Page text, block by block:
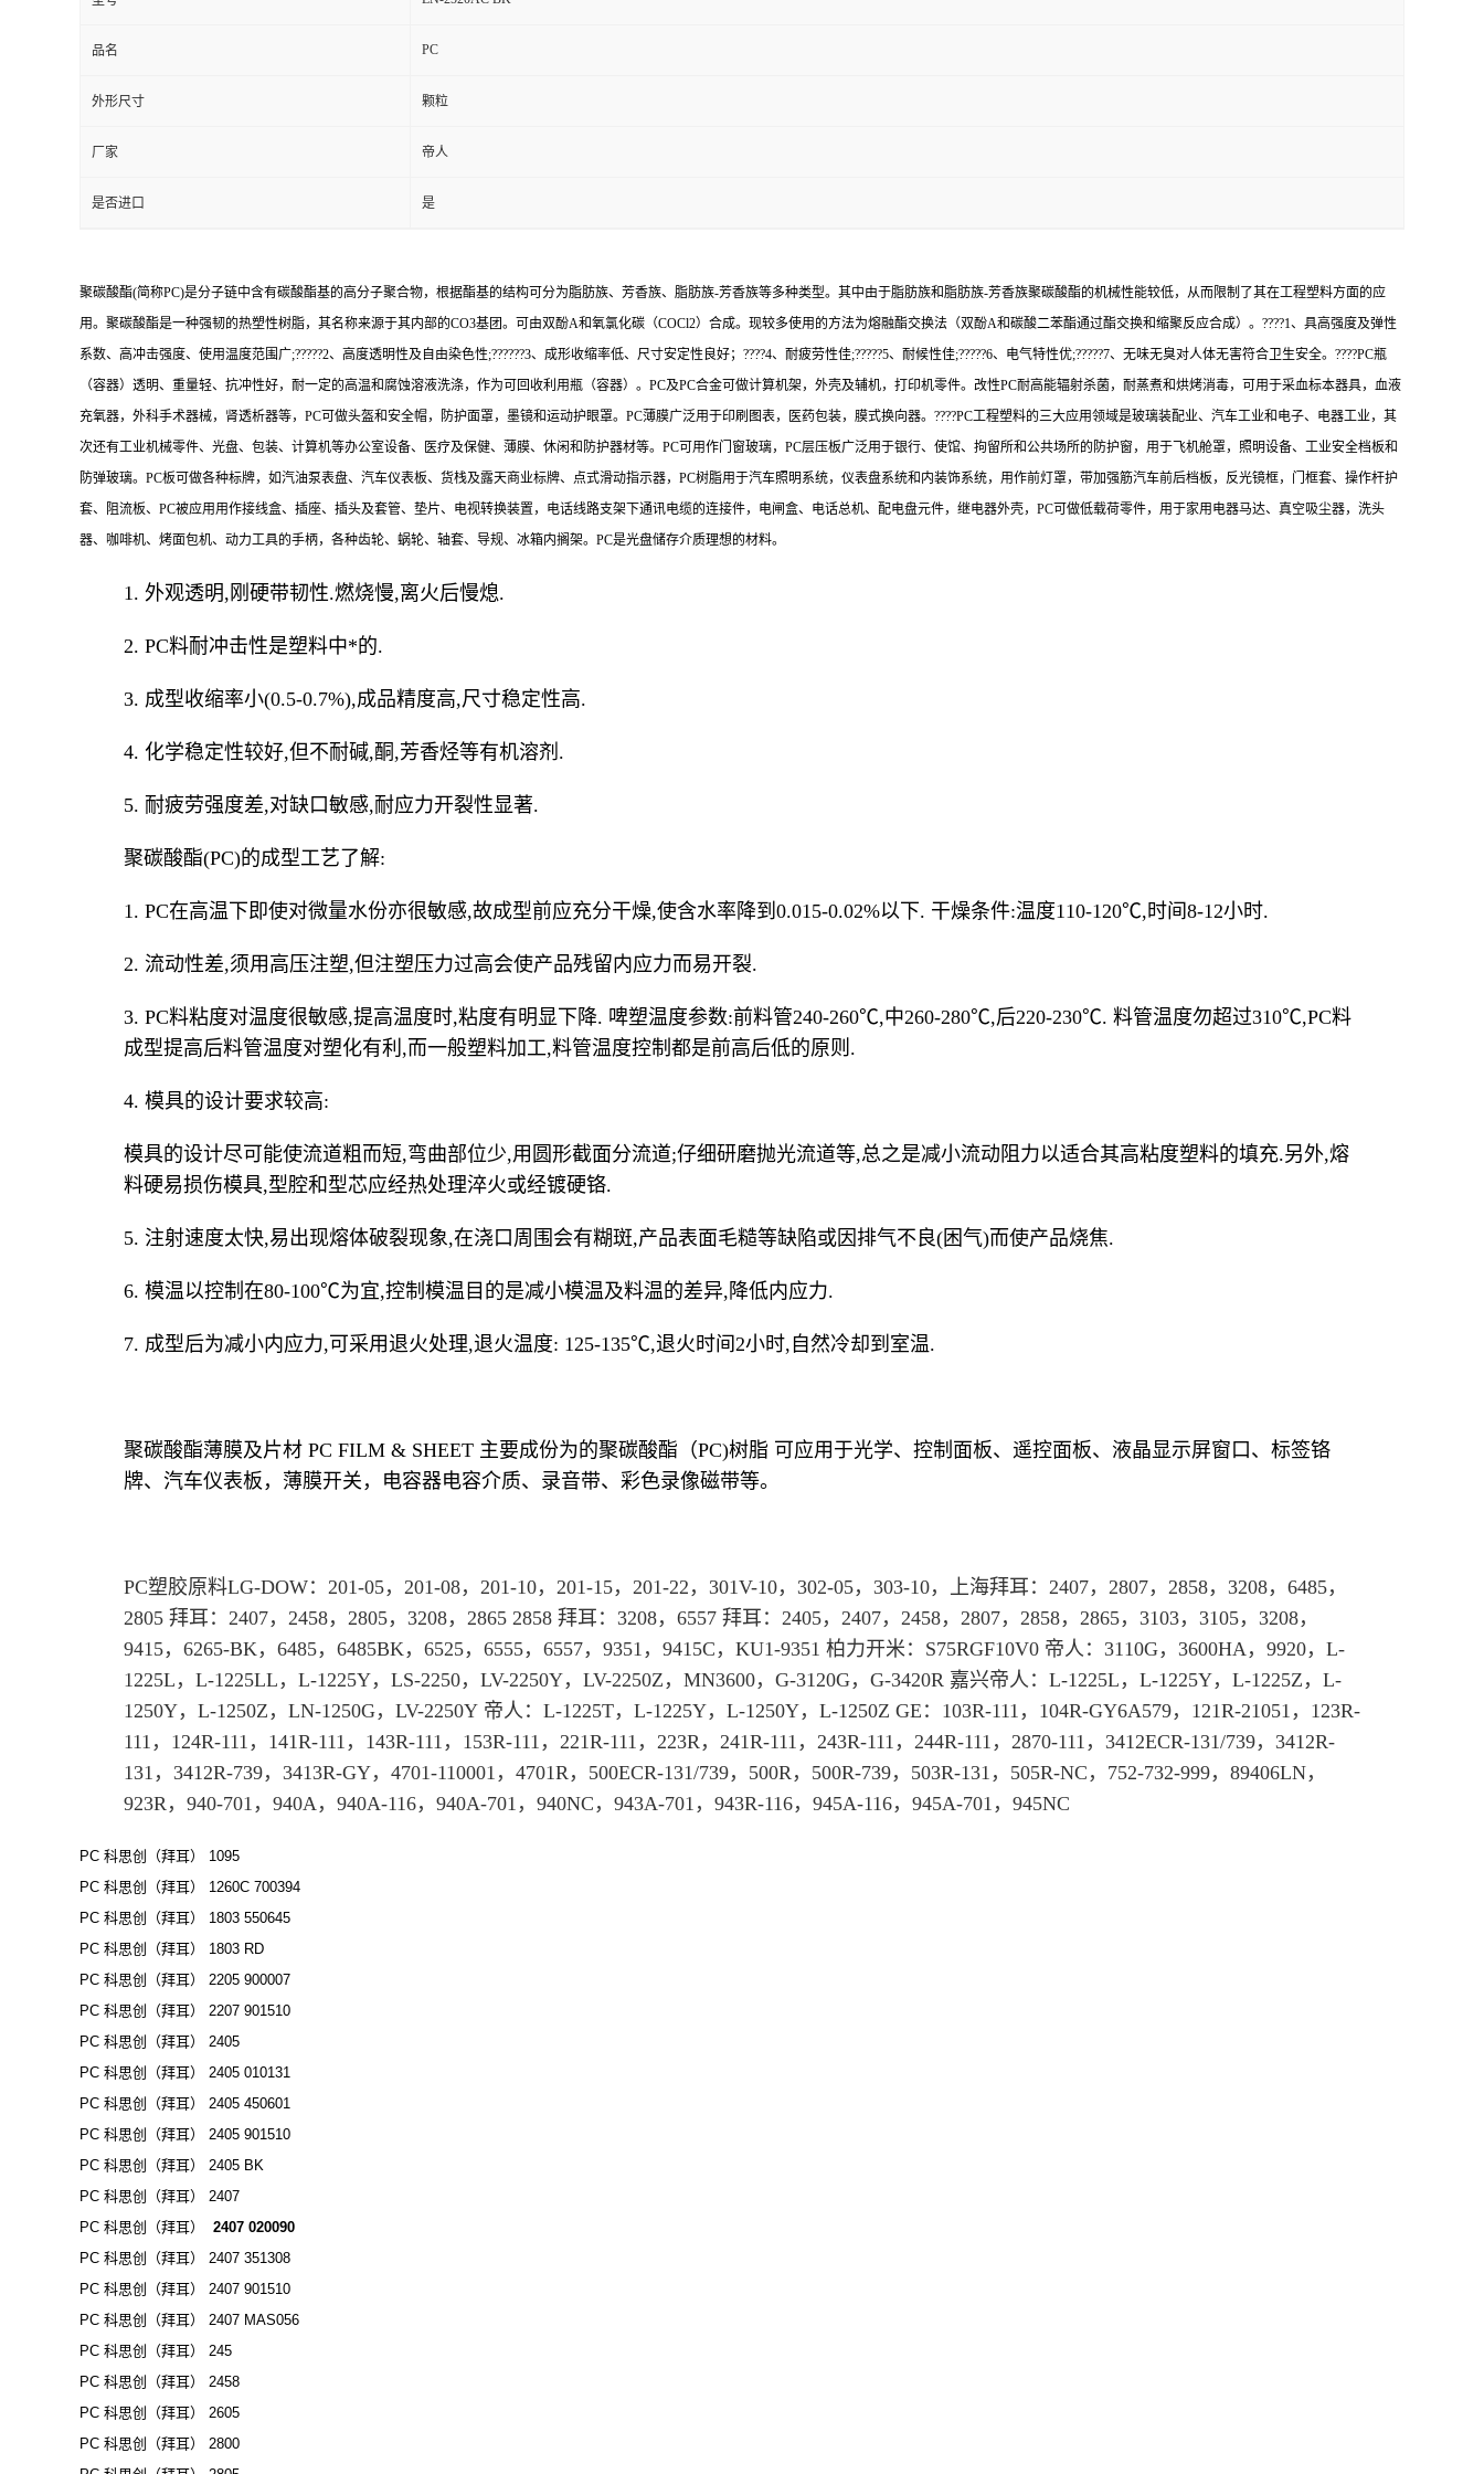
品名 PC
外形尺寸 颗粒
厂家 帝人
是否进口 是
聚碳酸酯(简称PC)是分子链中含有碳酸酯基的高分子聚合物，根据酯基的结构可分为脂肪族、芳香族、脂肪族-芳香族等多种类型。其中由于脂肪族和脂肪族-芳香族聚碳酸酯的机械性能较低，从而限制了其在工程塑料方面的应
用。聚碳酸酯是一种强韧的热塑性树脂，其名称来源于其内部的CO3基团。可由双酚A和氧氯化碳（COCl2）合成。现较多使用的方法为熔融酯交换法（双酚A和碳酸二苯酯通过酯交换和缩聚反应合成）。????1、具高强度及弹性
系数、高冲击强度、使用温度范围广;?????2、高度透明性及自由染色性;??????3、成形收缩率低、尺寸安定性良好；????4、耐疲劳性佳;?????5、耐候性佳;?????6、电气特性优;?????7、无味无臭对人体无害符合卫生安全。????PC瓶
（容器）透明、重量轻、抗冲性好，耐一定的高温和腐蚀溶液洗涤，作为可回收利用瓶（容器）。PC及PC合金可做计算机架，外壳及辅机，打印机零件。改性PC耐高能辐射杀菌，耐蒸煮和烘烤消毒，可用于采血标本器具，血液
充氧器，外科手术器械，肾透析器等，PC可做头盔和安全帽，防护面罩，墨镜和运动护眼罩。PC薄膜广泛用于印刷图表，医药包装，膜式换向器。????PC工程塑料的三大应用领域是玻璃装配业、汽车工业和电子、电器工业，其
次还有工业机械零件、光盘、包装、计算机等办公室设备、医疗及保健、薄膜、休闲和防护器材等。PC可用作门窗玻璃，PC层压板广泛用于银行、使馆、拘留所和公共场所的防护窗，用于飞机舱罩，照明设备、工业安全档板和
防弹玻璃。PC板可做各种标牌，如汽油泵表盘、汽车仪表板、货栈及露天商业标牌、点式滑动指示器，PC树脂用于汽车照明系统，仪表盘系统和内装饰系统，用作前灯罩，带加强筋汽车前后档板，反光镜框，门框套、操作杆护
套、阻流板、PC被应用用作接线盒、插座、插头及套管、垫片、电视转换装置，电话线路支架下通讯电缆的连接件，电闸盒、电话总机、配电盘元件，继电器外壳，PC可做低载荷零件，用于家用电器马达、真空吸尘器，洗头
器、咖啡机、烤面包机、动力工具的手柄，各种齿轮、蜗轮、轴套、导规、冰箱内搁架。PC是光盘储存介质理想的材料。
1. 外观透明,刚硬带韧性.燃烧慢,离火后慢熄.
2. PC料耐冲击性是塑料中*的.
3. 成型收缩率小(0.5-0.7%),成品精度高,尺寸稳定性高.
4. 化学稳定性较好,但不耐碱,酮,芳香烃等有机溶剂.
5. 耐疲劳强度差,对缺口敏感,耐应力开裂性显著.
聚碳酸酯(PC)的成型工艺了解:
1. PC在高温下即使对微量水份亦很敏感,故成型前应充分干燥,使含水率降到0.015-0.02%以下. 干燥条件:温度110-120℃,时间8-12小时.
2. 流动性差,须用高压注塑,但注塑压力过高会使产品残留内应力而易开裂.
3. PC料粘度对温度很敏感,提高温度时,粘度有明显下降. 啤塑温度参数:前料管240-260℃,中260-280℃,后220-230℃. 料管温度勿超过310℃,PC料
成型提高后料管温度对塑化有利,而一般塑料加工,料管温度控制都是前高后低的原则.
4. 模具的设计要求较高:
模具的设计尽可能使流道粗而短,弯曲部位少,用圆形截面分流道;仔细研磨抛光流道等,总之是减小流动阻力以适合其高粘度塑料的填充.另外,熔
料硬易损伤模具,型腔和型芯应经热处理淬火或经镀硬铬.
5. 注射速度太快,易出现熔体破裂现象,在浇口周围会有糊斑,产品表面毛糙等缺陷或因排气不良(困气)而使产品烧焦.
6. 模温以控制在80-100℃为宜,控制模温目的是减小模温及料温的差异,降低内应力.
7. 成型后为减小内应力,可采用退火处理,退火温度: 125-135℃,退火时间2小时,自然冷却到室温.
聚碳酸酯薄膜及片材 PC FILM & SHEET 主要成份为的聚碳酸酯（PC)树脂 可应用于光学、控制面板、遥控面板、液晶显示屏窗口、标签铬
牌、汽车仪表板，薄膜开关，电容器电容介质、录音带、彩色录像磁带等。
PC塑胶原料LG-DOW：201-05，201-08，201-10，201-15，201-22，301V-10，302-05，303-10， 上海拜耳 ：2407，2807，2858，3208，6485，
2805 拜耳 ：2407，2458， 2805，3208，2865 2858 拜耳 ：3208，6557 拜耳 ：2405，2407，2458，2807，2858，2865，3103，3105，3208，
9415，6265-BK，6485，6485BK，6525，6555，6557，9351，9415C，KU1-9351 柏力开米：S75RGF10V0 帝人：3110G，3600HA，9920，L-
1225L，L-1225LL，L-1225Y，LS-2250，LV-2250Y，LV-2250Z，MN3600，G-3120G，G-3420R 嘉兴帝人：L-1225L，L-1225Y，L-1225Z，L-
1250Y，L-1250Z，LN-1250G，LV-2250Y 帝人：L-1225T，L-1225Y，L-1250Y，L-1250Z GE：103R-111，104R-GY6A579，121R-21051，123R-
111，124R-111，141R-111，143R-111，153R-111，221R-111，223R，241R-111，243R-111，244R-111，2870-111，3412ECR-131/739，3412R-
131，3412R-739，3413R-GY，4701-110001，4701R，500ECR-131/739，500R，500R-739，503R-131，505R-NC，752-732-999，89406LN，
923R，940-701，940A，940A-116，940A-701，940NC，943A-701，943R-116，945A-116，945A-701，945NC
PC 科思创（拜耳） 1095
PC 科思创（拜耳） 1260C 700394
PC 科思创（拜耳） 1803 550645
PC 科思创（拜耳） 1803 RD
PC 科思创（拜耳） 2205 900007
PC 科思创（拜耳） 2207 901510
PC 科思创（拜耳） 2405
PC 科思创（拜耳） 2405 010131
PC 科思创（拜耳） 2405 450601
PC 科思创（拜耳） 2405 901510
PC 科思创（拜耳） 2405 BK
PC 科思创（拜耳） 2407
PC 科思创（拜耳） 2407 020090
PC 科思创（拜耳） 2407 351308
PC 科思创（拜耳） 2407 901510
PC 科思创（拜耳） 2407 MAS056
PC 科思创（拜耳） 245
PC 科思创（拜耳） 2458
PC 科思创（拜耳） 2605
PC 科思创（拜耳） 2800